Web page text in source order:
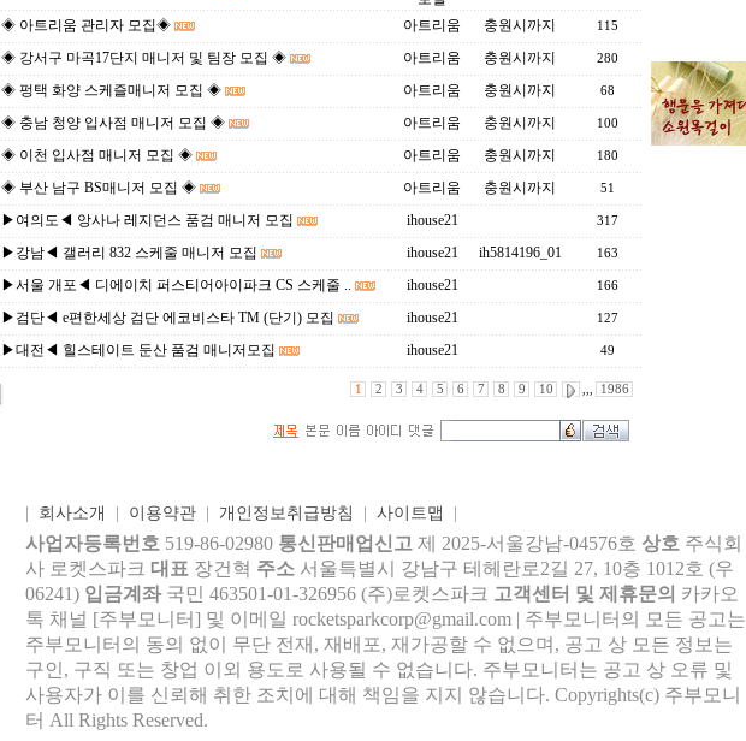
◈ 아트리움 관리자 모집◈ 아트리움 충원시까지 115
◈ 강서구 마곡17단지 매니저 및 팀장 모집 ◈ 아트리움 충원시까지 280
◈ 펑택 화양 스케즐매니저 모집 ◈ 아트리움 충원시까지 68
◈ 충남 청양 입사점 매니저 모집 ◈ 아트리움 충원시까지 100
◈ 이천 입사점 매니저 모집 ◈ 아트리움 충원시까지 180
◈ 부산 남구 BS매니저 모집 ◈ 아트리움 충원시까지 51
▶여의도◀ 앙사나 레지던스 품검 매니저 모집 ihouse21 317
▶강남◀ 갤러리 832 스케줄 매니저 모집 ihouse21 ih5814196_01 163
▶서울 개포◀ 디에이치 퍼스티어아이파크 CS 스케줄 .. ihouse21 166
▶검단◀ e편한세상 검단 에코비스타 TM (단기) 모집 ihouse21 127
▶대전◀ 힐스테이트 둔산 품검 매니저모집 ihouse21 49
1 2 3 4 5 6 7 8 9 10 ,,, 1986
회사소개 이용약관| 개인정보취급방침 사이트맵
사업자등록번호 519-86-02980 통신판매업신고 제 2025-서울강남-04576호 상호 주식회
사 로켓스파크 대표 장건혁 주소 서울특별시 강남구 테헤란로2길 27, 10층 1012호 (우
06241) 입금계좌 국민 463501-01-326956 (주)로켓스파크 고객센터 및 제휴문의 카카오
톡 채널 [주부모니터] 및 이메일 rocketsparkcorp@gmail.com | 주부모니터의 모든 공고는
주부모니터의 동의 없이 무단 전재, 재배포, 재가공할 수 없으며, 공고 상 모든 정보는
구인, 구직 또는 창업 이외 용도로 사용될 수 없습니다. 주부모니터는 공고 상 오류 및
사용자가 이를 신뢰해 취한 조치에 대해 책임을 지지 않습니다. Copyrights(c) 주부모니
터 All Rights Reserved.